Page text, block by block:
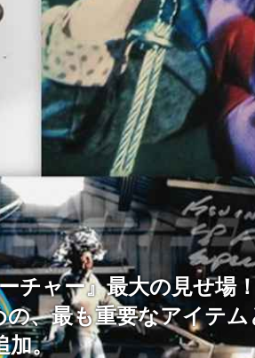
チャー』最大の見せ
、最も重要なアイテ
加。